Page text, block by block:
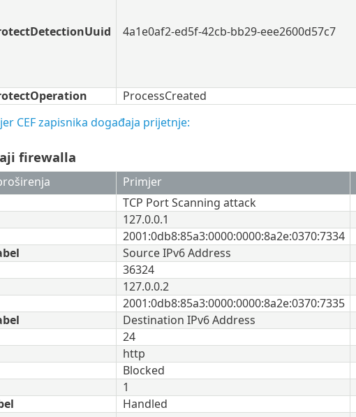
4a1e0af2-ed5f-42cb-bb29-eee2600d57c7
ProcessCreated
CEF zapisnika događaja prijetnje:
firewalla
Primjer
TCP Port Scanning attack
127.0.0.1
2001:0db8:85a3:0000:0000:8a2e:0370:7334
Source IPv6 Address
36324
127.0.0.2
2001:0db8:85a3:0000:0000:8a2e:0370:7335
Destination IPv6 Address
24
http
Blocked
1
Handled